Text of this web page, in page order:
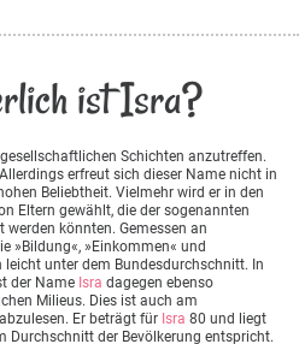
ist Isra?
Schichten anzutreffen.
erfreut sich dieser Name nicht in
Beliebtheit. Vielmehr wird er in den
Eltern gewählt, die der sogenannten
könnten. Gemessen an
»Bildung«, »Einkommen« und
unter dem Bundesdurchschnitt. In
der Name Isra dagegen ebenso
Milieus. Dies ist auch am
Er beträgt für Isra 80 und liegt
Durchschnitt der Bevölkerung entspricht.